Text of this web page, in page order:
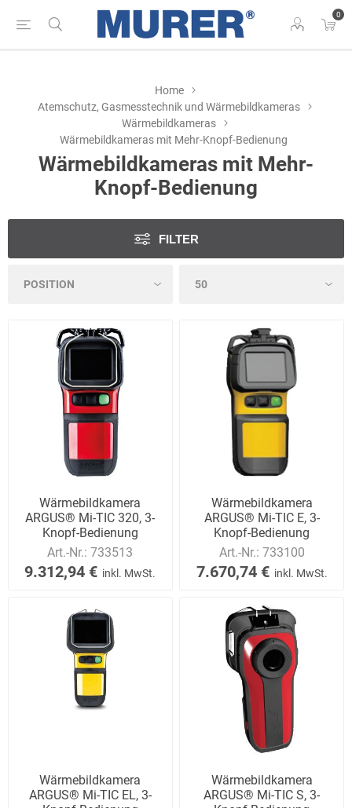
0
Home
Atemschutz, Gasmesstechnik und Wärmebildkameras
Wärmebildkameras
Wärmebildkameras mit Mehr-Knopf-Bedienung
Wärmebildkameras mit Mehr-
Knopf-Bedienung
FILTER
Wärmebildkamera
ARGUS® Mi-TIC 320, 3-
Knopf-Bedienung
Art.-Nr.:733513
9.312,94 € inkl. MwSt.
Wärmebildkamera
ARGUS® Mi-TIC E, 3-
Knopf-Bedienung
Art.-Nr.: 733100
7.670,74 € inkl. MwSt.
Wärmebildkamera
ARGUS® Mi-TIC EL, 3-
Wärmebildkamera
ARGUS® Mi-TIC S, 3-